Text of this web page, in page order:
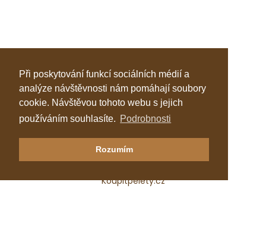
Při poskytování funkcí sociálních médií a
analýze návštěvnosti nám pomáhají soubory
cookie. Návštěvou tohoto webu s jejich
používáním souhlasíte. Podrobnosti
Rozumím
Klastr Česká peleta
Katalog topenářů
Koupitpelety.cz